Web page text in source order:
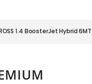
1.4 BoosterJet Hybrid 6MT